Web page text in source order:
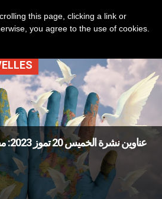
وروسيا’
عناوين نشرة الخميس 20 تموز 2023: مفاوضات من أجل السلام
this page, clicking a link or
you agree to the use of cookies.